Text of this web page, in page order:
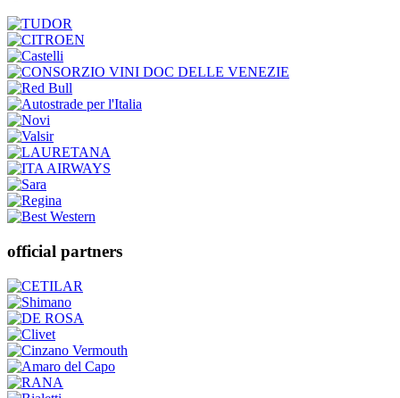
official partners